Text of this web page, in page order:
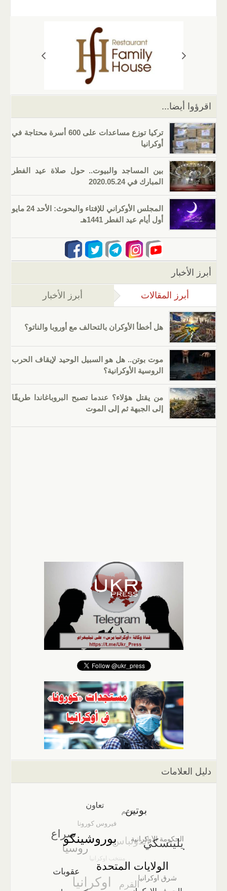
k
dI
n
er
a
m
s
A
p
اقرؤوا أيضا...
تركيا توزع مساعدات على 600 أسرة محتاجة في
أوكرانيا
بين المساجد والبيوت.. حول صلاة عيد الفطر
المبارك في 2020.05.24
المجلس الأوكراني للإفتاء والبحوث: الأحد 24 مايو
أول أيام عيد الفطر 1441هـ
أبرز الأخبار
أبرز المقالات (علامة التبويب النشطة)
أبرز الأخبار
هل أخطأ الأوكران بالتحالف مع أوروبا والناتو؟
موت بوتن.. هل هو السبيل الوحيد لإيقاف الحرب
الروسية الأوكرانية؟
من يقتل هؤلاء؟ عندما تصبح البروباغاندا طريقًا
إلى الجبهة ثم إلى الموت
دليل العلامات